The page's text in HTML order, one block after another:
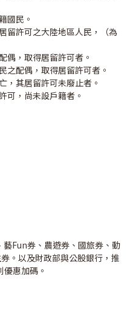
國民。
留許可之大陸地區人民，（為
偶，取得居留許可者。
之配偶，取得居留許可者。
，其居留許可未廢止者。
可，尚未設戶籍者。
Fun券、農遊券、國旅券、動
。以及財政部與公股銀行，推
惠加碼。